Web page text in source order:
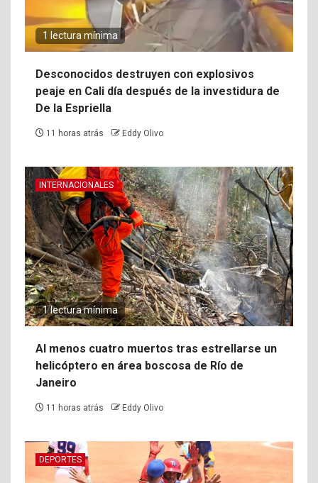
1 lectura mínima
Desconocidos destruyen con explosivos
peaje en Cali día después de la investidura de
De la Espriella
11 horas atrás Eddy Olivo
INTERNACIONALES
1 lectura mínima
Al menos cuatro muertos tras estrellarse un
helicóptero en área boscosa de Río de
Janeiro
11 horas atrás Eddy Olivo
DEPORTES